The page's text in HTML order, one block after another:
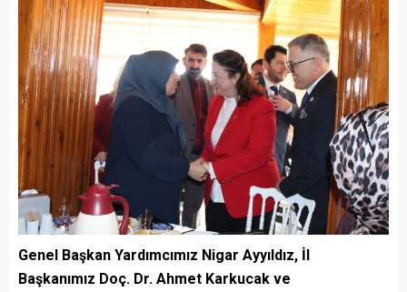
Genel Başkan Yardımcımız Nigar Ayyıldız, İl
Başkanımız Doç. Dr. Ahmet Karkucak ve